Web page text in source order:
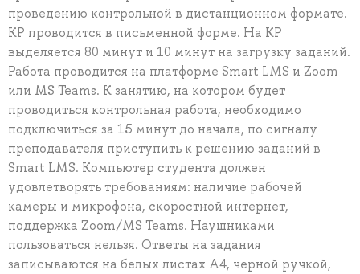
проведению контрольной в дистанционном формате.
КР проводится в письменной форме. На КР
выделяется 80 минут и 10 минут на загрузку заданий.
Работа проводится на платформе Smart LMS и Zoom
или MS Teams. К занятию, на котором будет
проводиться контрольная работа, необходимо
подключиться за 15 минут до начала, по сигналу
преподавателя приступить к решению заданий в
Smart LMS. Компьютер студента должен
удовлетворять требованиям: наличие рабочей
камеры и микрофона, скоростной интернет,
поддержка Zoom/MS Teams. Наушниками
пользоваться нельзя. Ответы на задания
записываются на белых листах А4, черной ручкой,